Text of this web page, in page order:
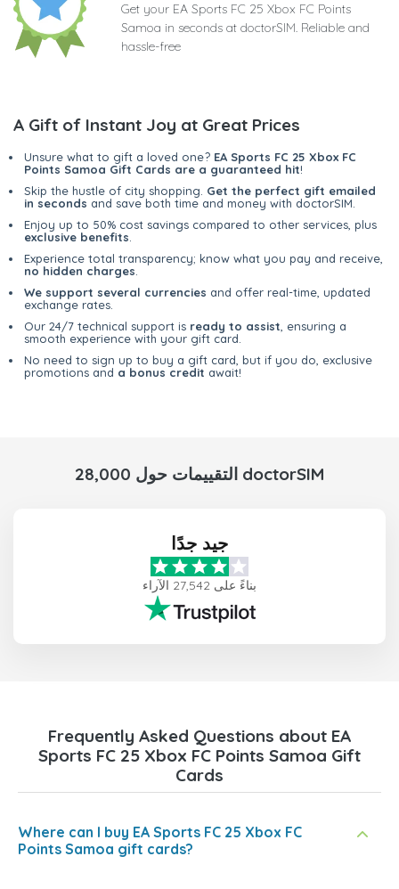
Get your EA Sports FC 25 Xbox FC Points
Samoa in seconds at doctorSIM. Reliable and
hassle-free
A Gift of Instant Joy at Great Prices
Unsure what to gift a loved one? EA Sports FC 25 Xbox FC
Points Samoa Gift Cards are a guaranteed hit!
Skip the hustle of city shopping. Get the perfect gift emailed
in seconds and save both time and money with doctorSIM.
Enjoy up to 50% cost savings compared to other services, plus
exclusive benefits
Experience total transparency; know what you pay and receive,
no hidden charges
We support several currencies and offer real-time, updated
exchange rates.
Our 24/7 technical support is ready to assist , ensuring a
smooth experience with your gift card.
No need to sign up to buy a gift card, but if you do, exclusive
promotions and a bonus credit await!
28,000 التقييمات حول doctorSIM
جيد جدًا
بناءً على 27,542 الآراء
Frequently Asked Questions about EA
Sports FC 25 Xbox FC Points Samoa Gift
Cards
Where can I buy EA Sports FC 25 Xbox FC
Points Samoa gift cards?